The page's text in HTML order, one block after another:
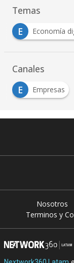
Temas
Economía digital
Canales
E
Empresas
Nosotros
Terminos y